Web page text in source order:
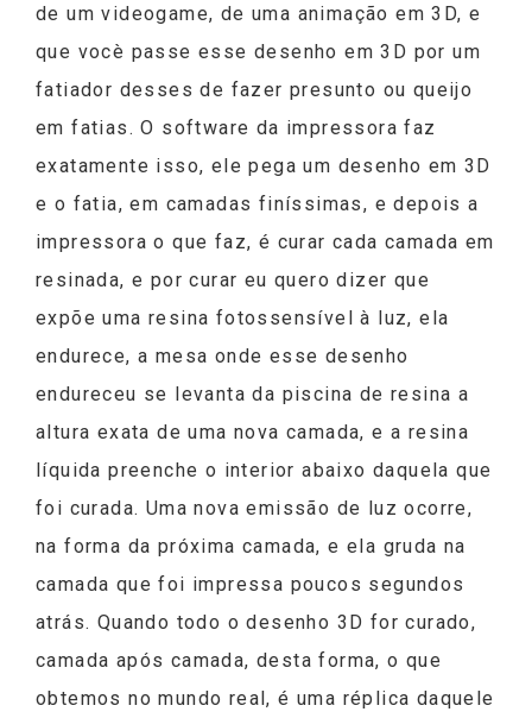
de um videogame, de uma animação em 3D, e
que vocè passe esse desenho em 3D por um
fatiador desses de fazer presunto ou queijo
em fatias. O software da impressora faz
exatamente isso, ele pega um desenho em 3D
e o fatia, em camadas finíssimas, e depois a
impressora o que faz, é curar cada camada em
resinada, e por curar eu quero dizer que
expõe uma resina fotossensível à luz, ela
endurece, a mesa onde esse desenho
endureceu se levanta da piscina de resina a
altura exata de uma nova camada, e a resina
líquida preenche o interior abaixo daquela que
foi curada. Uma nova emissão de luz ocorre,
na forma da próxima camada, e ela gruda na
camada que foi impressa poucos segundos
atrás. Quando todo o desenho 3D for curado,
camada após camada, desta forma, o que
obtemos no mundo real, é uma réplica daquele